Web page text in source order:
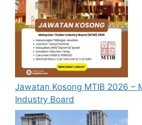
Jawatan Kosong MTIB 2026 –
Industry Board